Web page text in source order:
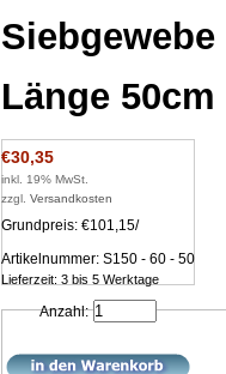
Länge 50cm
€30,35
inkl. 19% MwSt.
zzgl. Versandkosten
Grundpreis: €101,15/
Artikelnummer: S150 - 60 - 50
Lieferzeit: 3 bis 5 Werktage
Anzahl: